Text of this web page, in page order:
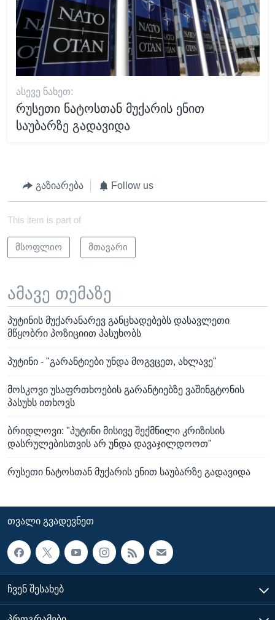
ᲐᲡᲔᲕᲔ ᲜᲐᲮᲔᲗ:
რუსეთი ნატოსთან მუქარის ენით
საუბარზე გადავიდა
გაზიარება Follow us
This item is part of
მსოფლიო მთავარი
ამავე თემაზე
პუტინის მუქარანარევ განცხადებებს დასავლეთი
მწყობრი პოზიციით პასუხობს
პუტინი - "გარანტიები უნდა მოგვცეთ, ახლავე"
მოსკოვი უსაფრთხოების გარანტიებზე ვაშინგტონის
პასუხს ითხოვს
ბრიდლოვი: "პუტინი მისივე შექმნილი კრიზისის
დასრულებისთვის არ უნდა დავაჯილდოოთ"
რუსეთი ნატოსთან მუქარის ენით საუბარზე გადავიდა
ᲗᲕᲐᲚᲘ ᲒᲕᲐᲓᲔᲕᲜᲔᲗ
ᲩᲕᲔᲜ ᲨᲔᲡᲐᲮᲔᲑ